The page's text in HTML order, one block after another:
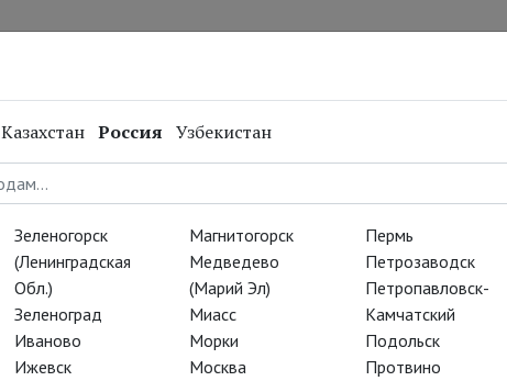
Казахстан Россия Узбекистан
Зеленогорск
(Ленинградская
Обл.)
Зеленоград
Иваново
Ижевск
Магнитогорск
Медведево
(Марий Эл)
Миасс
Морки
Москва
Пермь
Петрозаводск
Петропавловск-
Камчатский
Подольск
Протвино